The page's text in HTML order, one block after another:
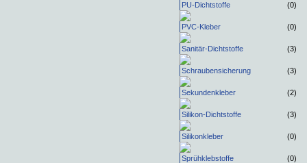
PU-Dichtstoffe (0)
PVC-Kleber (0)
Sanitär-Dichtstoffe (3)
Schraubensicherung (3)
Sekundenkleber (2)
Silikon-Dichtstoffe (3)
Silikonkleber (0)
Sprühklebstoffe (0)